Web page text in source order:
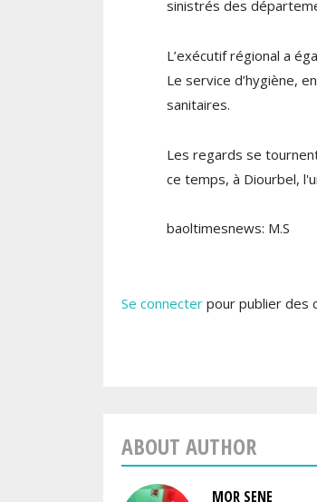
sinistrés des
L’exécutif régional a
Le service d’hygiène,
sanitaires.
Les regards se
ce temps, à Diourbel,
baoltimesnews: M.S
Se connecter pour publier des
ABOUT AUTHOR
MOR SENE